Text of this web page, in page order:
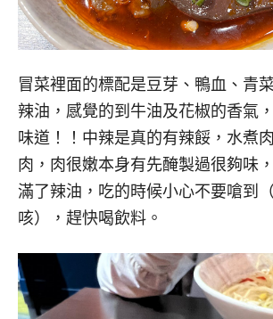
冒菜裡面的標配是豆芽、鴨血、青
辣油，感覺的到牛油及花椒的香氣
味道！！中辣是真的有辣餒，水煮
肉，肉很嫩本身有先醃製過很夠味
滿了辣油，吃的時候小心不要嗆到
咳），趕快喝飲料。